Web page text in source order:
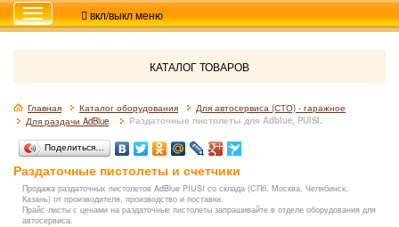
вкл/выкл меню
КАТАЛОГ ТОВАРОВ
Главная Каталог оборудования
Для автосервиса (СТО) - гаражное
Для раздачи AdBlue
Раздаточные пистолеты для Adblue, PUISI.
Поделиться…
Раздаточные пистолеты и счетчики
Продажа раздаточных пистолетов AdBlue PIUSI со склада (СПб, Москва, Челябинск,
Казань) от производителя, производство и поставки.
Прайс-листы с ценами на раздаточные пистолеты запрашивайте в отделе оборудования для
автосервиса.